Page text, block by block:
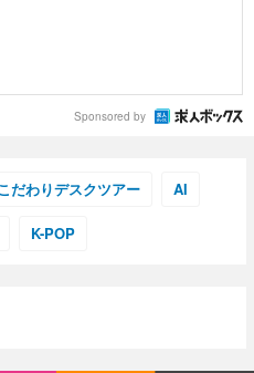
Sponsored by
だわりデスクツアー AI
K-POP